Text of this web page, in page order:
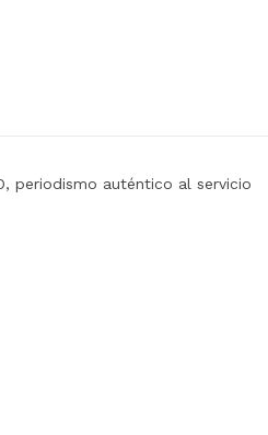
periodismo auténtico al servicio